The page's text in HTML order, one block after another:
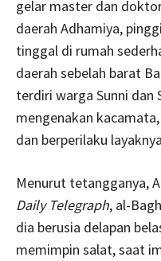
gelar master dan
daerah Adhamiya,
tinggal di rumah
daerah sebelah barat
terdiri warga Sunni dan
mengenakan
dan berperilaku
Menurut tetangganya,
Daily Telegraph, al-
dia berusia delapan
memimpin salat, saat